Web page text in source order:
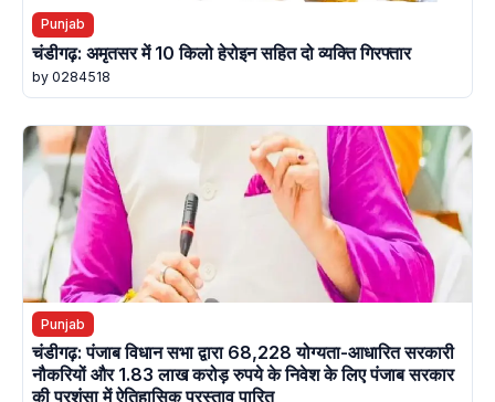
Punjab
चंडीगढ़: अमृतसर में 10 किलो हेरोइन सहित दो व्यक्ति गिरफ्तार
by 0284518
Punjab
चंडीगढ़: पंजाब विधान सभा द्वारा 68,228 योग्यता-आधारित सरकारी
नौकरियों और 1.83 लाख करोड़ रुपये के निवेश के लिए पंजाब सरकार
की प्रशंसा में ऐतिहासिक प्रस्ताव पारित